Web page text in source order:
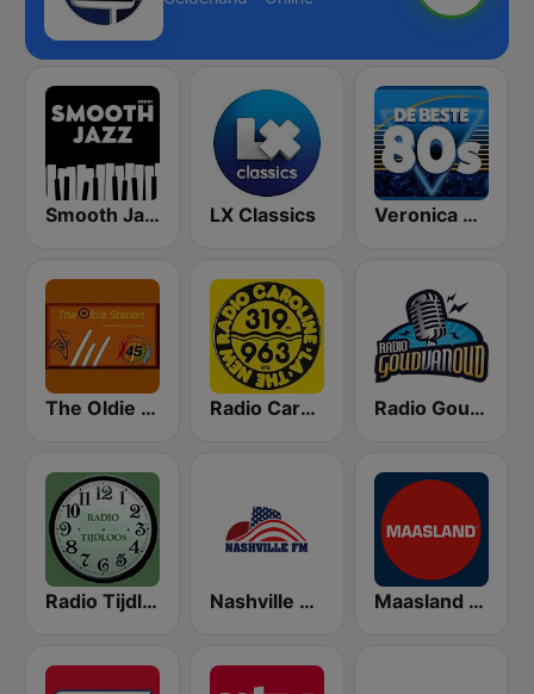
Smooth Jazz - Groov LX Classics Veronica De Beste 80s
The Oldie Station Radio Caroline 319 Radio Goud Van Oud
Radio Tijdloos Nashville FM Maasland Radio